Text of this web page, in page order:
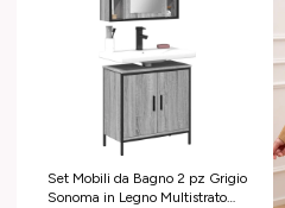
Set Mobili da Bagno 2 pz Grigio
Sonoma in Legno Multistrato